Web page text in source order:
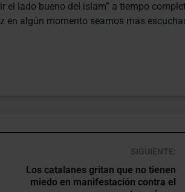
el lado bueno del islam” a tiempo
en algún momento seamos más
SIGUIENTE:
Los catalanes gritan que no tienen
miedo en manifestación contra el